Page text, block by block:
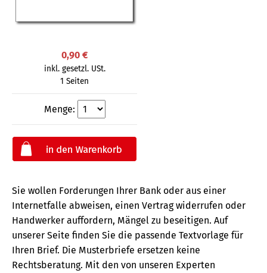
0,90 €
inkl. gesetzl. USt.
1 Seiten
Menge:
Sie wollen Forderungen Ihrer Bank oder aus einer
Internetfalle abweisen, einen Vertrag widerrufen oder
Handwerker auffordern, Mängel zu beseitigen. Auf
unserer Seite finden Sie die passende Textvorlage für
Ihren Brief. Die Musterbriefe ersetzen keine
Rechtsberatung. Mit den von unseren Experten